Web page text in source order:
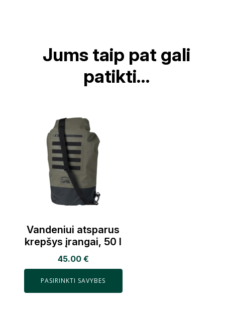
Jums taip pat gali
patikti…
Vandeniui atsparus
krepšys įrangai, 50 l
45.00 €
PASIRINKTI SAVYBES